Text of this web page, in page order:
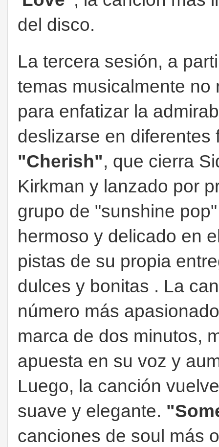
del disco.
La tercera sesión, a
temas musicalmente
para enfatizar la
deslizarse en diferentes
"Cherish", que cierra
Kirkman y lanzado por
grupo de "sunshine
hermoso y delicado en
pistas de su propia
dulces y bonitas . La
número más
marca de dos minutos,
apuesta en su voz y
Luego, la canción
suave y elegante.
canciones de soul más